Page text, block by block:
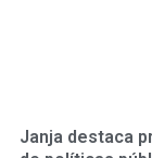
Janja destaca